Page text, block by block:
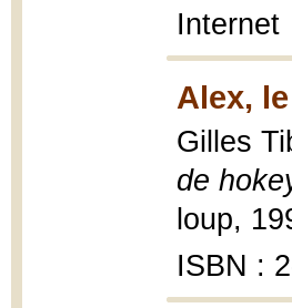
Internet
Alex,
Gilles
de
loup,
ISBN :